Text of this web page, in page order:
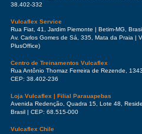
38.402-332
Vulcaflex Service
Rua Fiat, 41, Jardim Piemonte | Betim-MG,
Av. Carlos Gomes de Sá, 335, Mata da Praia |
PlusOffice)
Centro de Treinamentos Vulcaflex
Rua Antônio Thomaz Ferreira de Rezende,
CEP: 38.402-236
Loja Vulcaflex | Filial Parauapebas
Avenida Redenção, Quadra 15, Lote 48,
Brasil | CEP: 68.515-000
Vulcaflex Chile